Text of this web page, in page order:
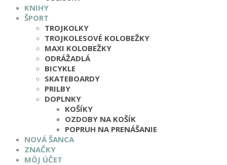
KNIHY
ŠPORT
TROJKOLKY
TROJKOLESOVÉ KOLOBEŽKY
MAXI KOLOBEŽKY
ODRÁŽADLÁ
BICYKLE
SKATEBOARDY
PRILBY
DOPLNKY
KOŠÍKY
OZDOBY NA KOŠÍK
POPRUH NA PRENÁŠANIE
NOVÁ ŠANCA
ZNAČKY
MÔJ ÚČET